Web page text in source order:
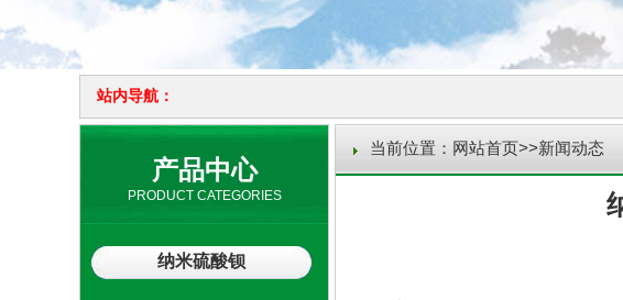
站内导航：
当前位置： 网站首页>>新闻动态
产品中心
PRODUCT CATEGORIES
纳米硫酸钡